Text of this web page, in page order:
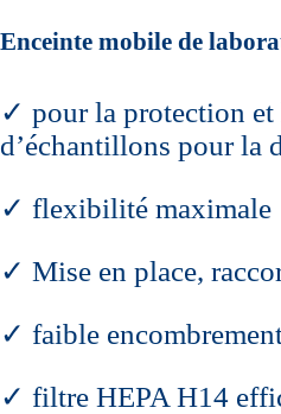
Enceinte mobile de
✓ pour la protection et
d’échantillons pour la
✓ flexibilité maximale
✓ Mise en place,
✓ faible
✓ filtre HEPA H14